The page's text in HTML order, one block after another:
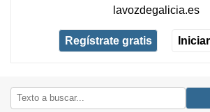
lavozdegalicia.es
Regístrate gratis